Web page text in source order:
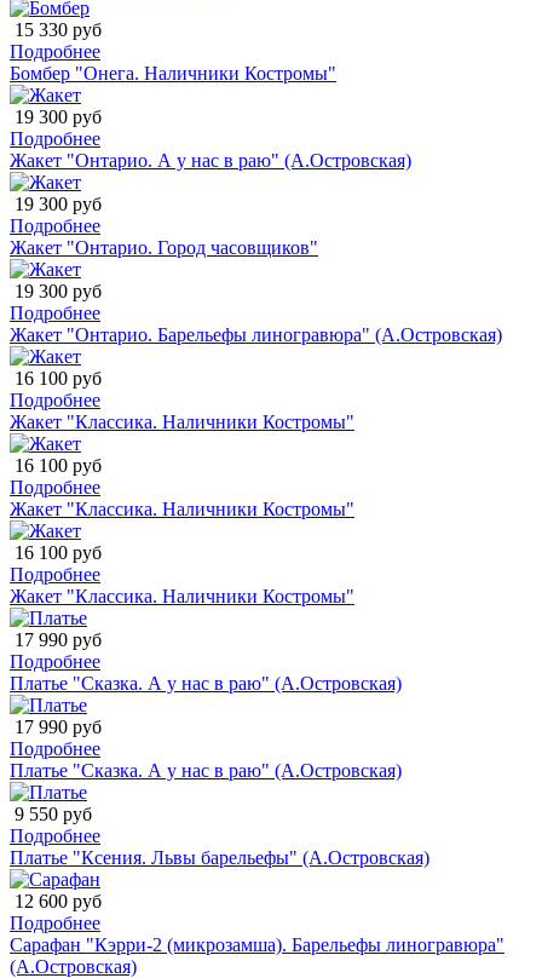
15 330 руб
Подробнее
Бомбер "Онега. Наличники Костромы"
19 300 руб
Подробнее
Жакет "Онтарио. А у нас в раю" (А.Островская)
19 300 руб
Подробнее
Жакет "Онтарио. Город часовщиков"
19 300 руб
Подробнее
Жакет "Онтарио. Барельефы линогравюра" (А.Островская)
16 100 руб
Подробнее
Жакет "Классика. Наличники Костромы"
16 100 руб
Подробнее
Жакет "Классика. Наличники Костромы"
16 100 руб
Подробнее
Жакет "Классика. Наличники Костромы"
17 990 руб
Подробнее
Платье "Сказка. А у нас в раю" (А.Островская)
17 990 руб
Подробнее
Платье "Сказка. А у нас в раю" (А.Островская)
9 550 руб
Подробнее
Платье "Ксения. Львы барельефы" (А.Островская)
12 600 руб
Подробнее
Сарафан "Кэрри-2 (микрозамша). Барельефы линогравюра"
(А.Островская)